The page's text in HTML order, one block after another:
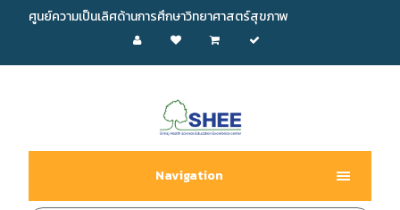
ศูนย์ความเป็นเลิศด้านการศึกษาวิทยาศาสตร์สุขภาพ
Navigation